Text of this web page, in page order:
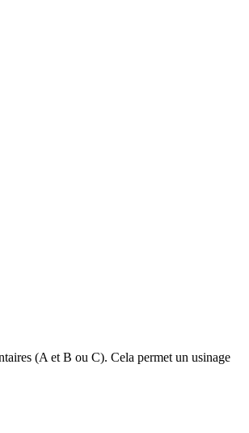
(A et B ou C). Cela permet un usinage